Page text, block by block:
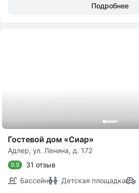
Подробнее
Гостевой дом «Сиар»
Адлер, ул. Ленина, д. 172
9.9
31 отзыв
Бассейн
Детская площадка